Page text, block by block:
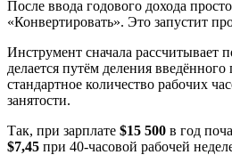
После ввода годового дохода
«Конвертировать». Это запустит
Инструмент сначала рассчитывает
делается путём деления введённого
стандартное количество рабочих
занятости.
Так, при зарплате $15 500 в год
$7,45 при 40-часовой рабочей